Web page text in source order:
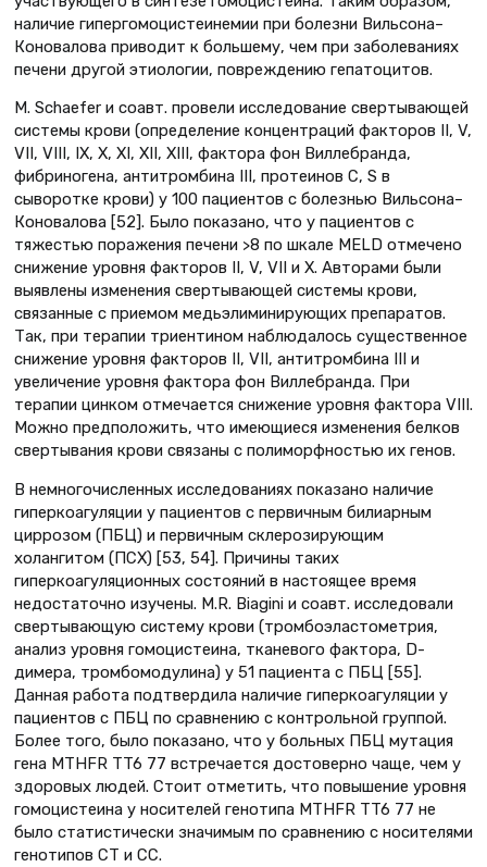
наличие гипергомоцистеинемии при болезни Вильсона–
Коновалова приводит к большему, чем при заболеваниях
печени другой этиологии, повреждению гепатоцитов.
M. Schaefer и соавт. провели исследование свертывающей
системы крови (определение концентраций факторов II, V,
VII, VIII, IX, X, XI, XII, XIII, фактора фон Виллебранда,
фибриногена, антитромбина III, протеинов С, S в
сыворотке крови) у 100 пациентов с болезнью Вильсона–
Коновалова [52]. Было показано, что у пациентов с
тяжестью поражения печени >8 по шкале MELD отмечено
снижение уровня факторов II, V, VII и X. Авторами были
выявлены изменения свертывающей системы крови,
связанные с приемом медьэлиминирующих препаратов.
Так, при терапии триентином наблюдалось существенное
снижение уровня факторов II, VII, антитромбина III и
увеличение уровня фактора фон Виллебранда. При
терапии цинком отмечается снижение уровня фактора VIII.
Можно предположить, что имеющиеся изменения белков
свертывания крови связаны с полиморфностью их генов.
В немногочисленных исследованиях показано наличие
гиперкоагуляции у пациентов с первичным билиарным
циррозом (ПБЦ) и первичным склерозирующим
холангитом (ПСХ) [53, 54]. Причины таких
гиперкоагуляционных состояний в настоящее время
недостаточно изучены. M.R. Biagini и соавт. исследовали
свертывающую систему крови (тромбоэластометрия,
анализ уровня гомоцистеина, тканевого фактора, D-
димера, тромбомодулина) у 51 пациента с ПБЦ [55].
Данная работа подтвердила наличие гиперкоагуляции у
пациентов с ПБЦ по сравнению с контрольной группой.
Более того, было показано, что у больных ПБЦ мутация
гена MTHFR TT6 77 встречается достоверно чаще, чем у
здоровых людей. Стоит отметить, что повышение уровня
гомоцистеина у носителей генотипа MTHFR TT6 77 не
было статистически значимым по сравнению с носителями
генотипов СT и СС.